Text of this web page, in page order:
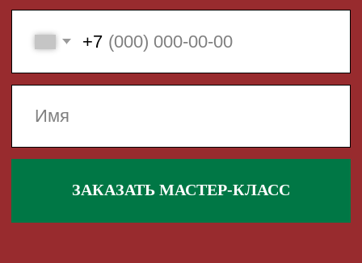
495 868 00 36